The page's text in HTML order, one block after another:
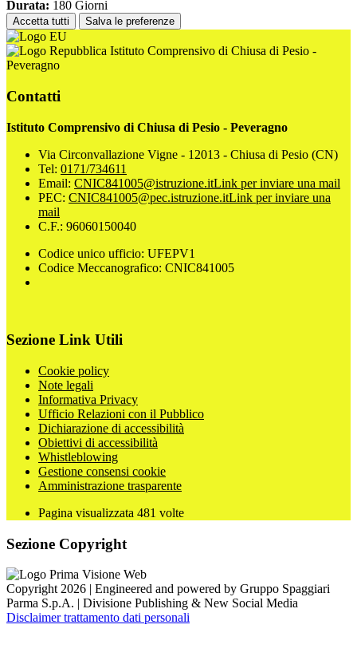
Durata: 180 Giorni
Accetta tutti Salva le preferenze
Istituto Comprensivo di Chiusa di Pesio -
Peveragno
Contatti
Istituto Comprensivo di Chiusa di Pesio - Peveragno
Via Circonvallazione Vigne - 12013 - Chiusa di Pesio (CN)
Tel: 0171/734611
Email: CNIC841005@istruzione.itLink per inviare una mail
PEC: CNIC841005@pec.istruzione.itLink per inviare una
mail
C.F.: 96060150040
Codice unico ufficio: UFEPV1
Codice Meccanografico: CNIC841005
Sezione Link Utili
Cookie policy
Note legali
Informativa Privacy
Ufficio Relazioni con il Pubblico
Dichiarazione di accessibilità
Obiettivi di accessibilità
Whistleblowing
Gestione consensi cookie
Amministrazione trasparente
Pagina visualizzata 481 volte
Sezione Copyright
Copyright 2026 | Engineered and powered by Gruppo Spaggiari
Parma S.p.A. | Divisione Publishing & New Social Media
Disclaimer trattamento dati personali